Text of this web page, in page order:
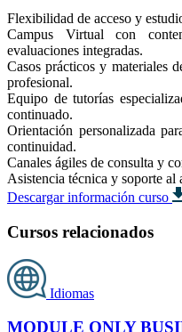
Flexibilidad de acceso y
Campus Virtual con
evaluaciones integradas.
Casos prácticos y materiales
profesional.
Equipo de tutorías
continuado.
Orientación personalizada
continuidad.
Canales ágiles de consulta y
Asistencia técnica y soporte
Descargar información curso
Cursos relacionados
Idiomas
MODULE ONLY